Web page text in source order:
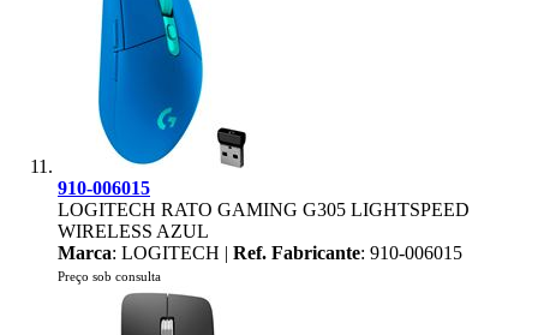
910-006015
LOGITECH RATO GAMING G305 LIGHTSPEED
WIRELESS AZUL
Marca: LOGITECH | Ref. Fabricante: 910-006015
Preço sob consulta